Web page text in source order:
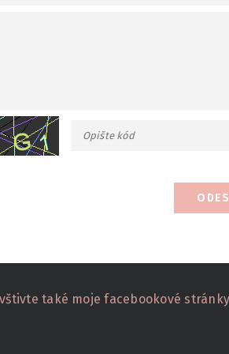
také moje facebookové stránky